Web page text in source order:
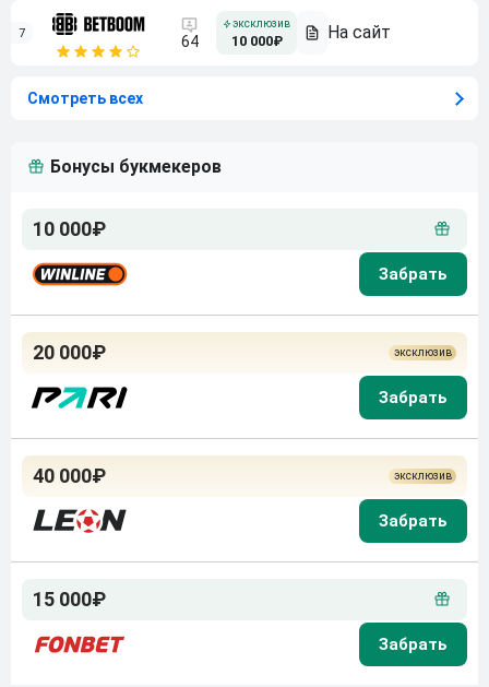
7 64 10 000₽
Смотреть всех
Бонусы букмекеров
10 000₽
20 000₽
40 000₽
15 000₽